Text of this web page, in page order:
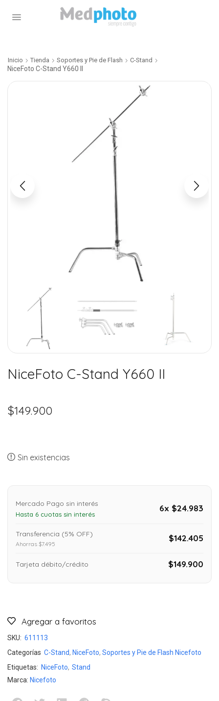
Inicio Tienda Soportes y Pie de Flash C-Stand
NiceFoto C-Stand Y660 II
NiceFoto C-Stand Y660 II
$149.900
Sin existencias
Mercado Pago sin interés
Hasta 6 cuotas sin interés
6x $24.983
Transferencia (5% OFF)
Ahorras $7.495
$142.405
Tarjeta débito/crédito $149.900
Agregar a favoritos
SKU: 611113
Categorías C-Stand, NiceFoto, Soportes y Pie de Flash Nicefoto
Etiquetas: NiceFoto, Stand
Marca: Nicefoto